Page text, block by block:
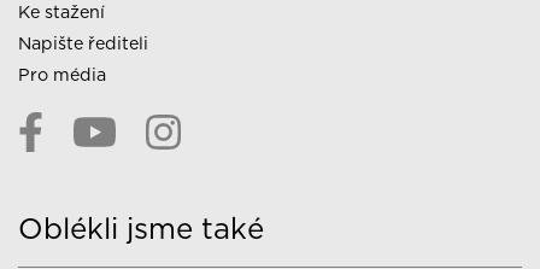
Ke stažení
Napište řediteli
Pro média
Oblékli jsme také